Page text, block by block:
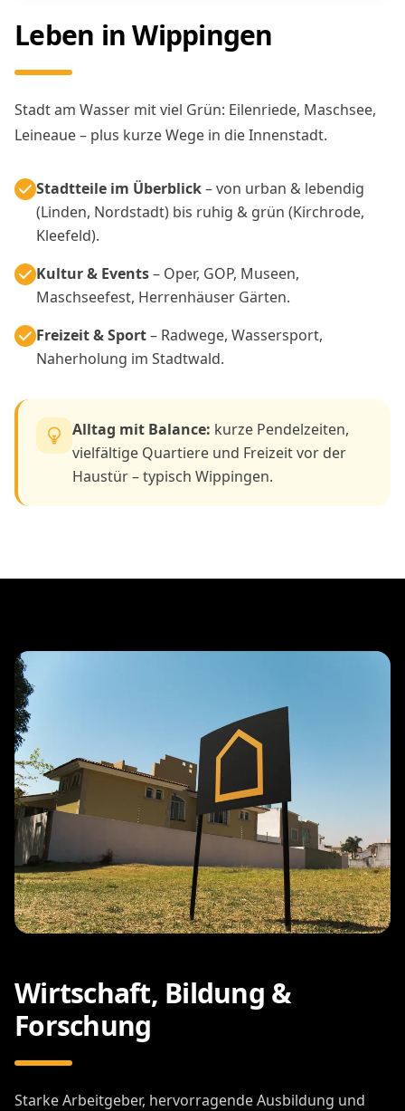
Leben in Wippingen
Stadt am Wasser mit viel Grün: Eilenriede, Maschsee,
Leineaue – plus kurze Wege in die Innenstadt.
Stadtteile im Überblick– von urban & lebendig
(Linden, Nordstadt) bis ruhig & grün (Kirchrode,
Kleefeld).
Kultur & Events– Oper, GOP, Museen,
Maschseefest, Herrenhäuser Gärten.
Freizeit & Sport– Radwege, Wassersport,
Naherholung im Stadtwald.
Alltag mit Balance: kurze Pendelzeiten,
vielfältige Quartiere und Freizeit vor der
Haustür – typisch Wippingen.
Wirtschaft, Bildung &
Forschung
Starke Arbeitgeber, hervorragende Ausbildung und